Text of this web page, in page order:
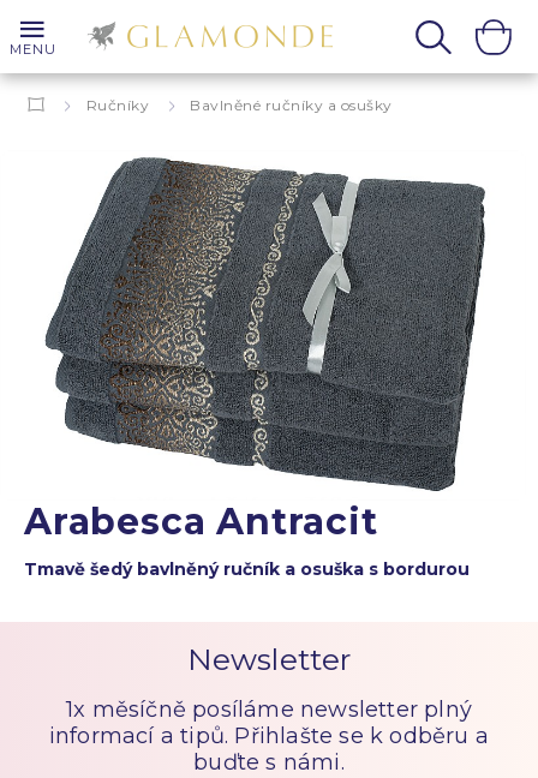
MENU
Ručníky Bavlněné ručníky a osušky
Arabesca Antracit
Tmavě šedý bavlněný ručník a osuška s bordurou
Newsletter
1x měsíčně posíláme newsletter plný
informací a tipů. Přihlašte se k odběru a
buďte s námi.